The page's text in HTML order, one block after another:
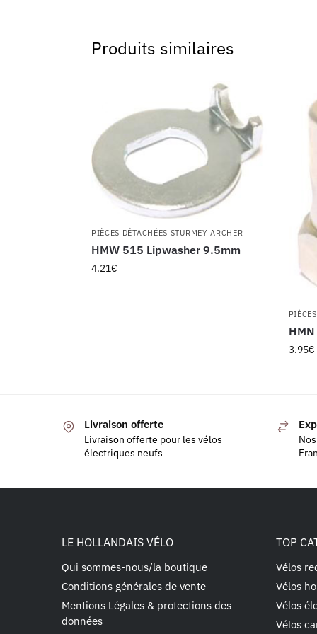
Produits similaires
PIÈCES DÉTACHÉES STURMEY ARCHER
HMW 515 Lipwasher 9.5mm
4.21€
3.95€
Livraison offerte
Livraison offerte pour les vélos
électriques neufs
LE HOLLANDAIS VÉLO
Qui sommes-nous/la boutique
Conditions générales de vente
Mentions Légales & protections des
données
TOP
Vélos
Vélos
Vélos
Vélos